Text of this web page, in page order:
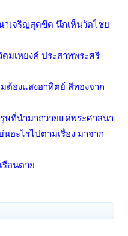
เจริญสุดขีด นึกเห็นวัดไชย
มเหยงค์ ประสาทพระศรี
ต้องแสงอาทิตย์ สีทองจาก
ษที่นำมาถวายแด่พระศาสนา
อะไรไปตามเรื่อง มาจาก
รือนตาย